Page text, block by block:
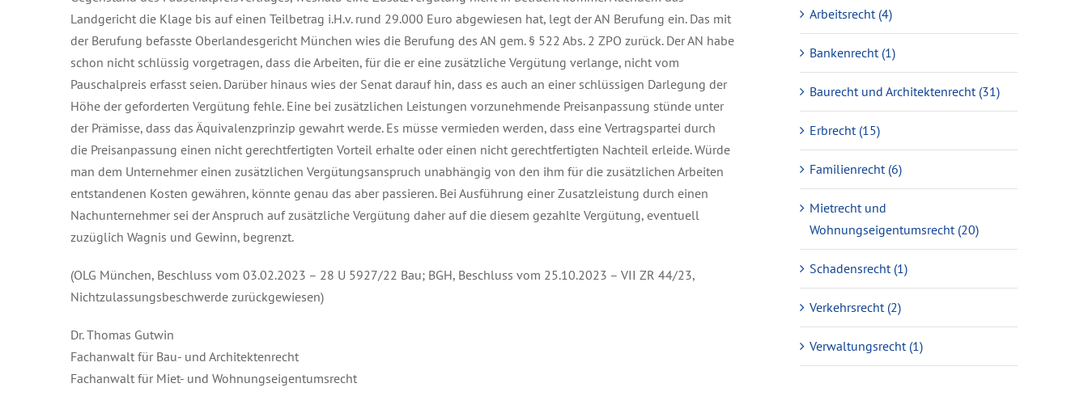
Landgericht die Klage bis auf einen Teilbetrag i.H.v. rund 29.000 Euro abgewiesen hat, legt der AN Berufung ein. Das mit
der Berufung befasste Oberlandesgericht München wies die Berufung des AN gem. § 522 Abs. 2 ZPO zurück. Der AN habe
schon nicht schlüssig vorgetragen, dass die Arbeiten, für die er eine zusätzliche Vergütung verlange, nicht vom
Pauschalpreis erfasst seien. Darüber hinaus wies der Senat darauf hin, dass es auch an einer schlüssigen Darlegung der
Höhe der geforderten Vergütung fehle. Eine bei zusätzlichen Leistungen vorzunehmende Preisanpassung stünde unter
der Prämisse, dass das Äquivalenzprinzip gewahrt werde. Es müsse vermieden werden, dass eine Vertragspartei durch
die Preisanpassung einen nicht gerechtfertigten Vorteil erhalte oder einen nicht gerechtfertigten Nachteil erleide. Würde
man dem Unternehmer einen zusätzlichen Vergütungsanspruch unabhängig von den ihm für die zusätzlichen Arbeiten
entstandenen Kosten gewähren, könnte genau das aber passieren. Bei Ausführung einer Zusatzleistung durch einen
Nachunternehmer sei der Anspruch auf zusätzliche Vergütung daher auf die diesem gezahlte Vergütung, eventuell
zuzüglich Wagnis und Gewinn, begrenzt.
(OLG München, Beschluss vom 03.02.2023 – 28 U 5927/22 Bau; BGH, Beschluss vom 25.10.2023 – VII ZR 44/23,
Nichtzulassungsbeschwerde zurückgewiesen)
Dr. Thomas Gutwin
Fachanwalt für Bau- und Architektenrecht
Fachanwalt für Miet- und Wohnungseigentumsrecht
Arbeitsrecht (4)
Bankenrecht (1)
Baurecht und Architektenrecht (31)
Erbrecht (15)
Familienrecht (6)
Mietrecht und
Wohnungseigentumsrecht (20)
Schadensrecht (1)
Verkehrsrecht (2)
Verwaltungsrecht (1)